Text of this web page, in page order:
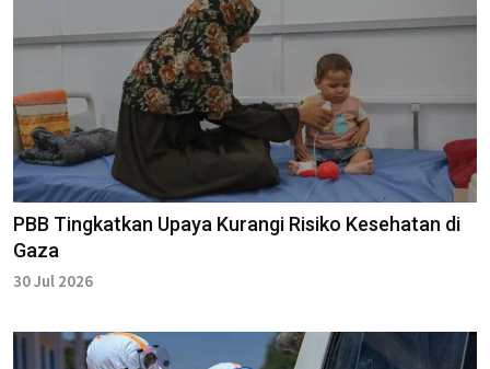
PBB Tingkatkan Upaya Kurangi Risiko Kesehatan di
Gaza
30 Jul 2026